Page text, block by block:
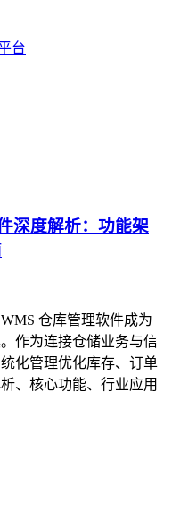
台
深度解析：功能架
仓库管理软件成为
作为连接仓储业务与信
化管理优化库存、订单
、核心功能、行业应用